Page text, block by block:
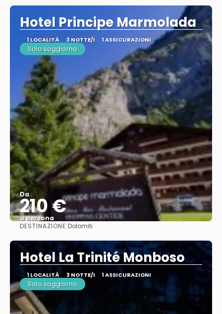
Hotel Principe Marmolada
1 LOCALITÀ 3 NOTTE/I 1 ASSICURAZIONI
Solo soggiorno
Da
210 €
a persona
DESTINAZIONE:Dolomiti
Hotel La Trinité Monboso
1 LOCALITÀ 3 NOTTE/I 1 ASSICURAZIONI
Solo soggiorno